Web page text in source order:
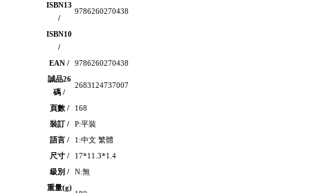
ISBN13
/
9786260270438
ISBN10
/
EAN /
9786260270438
誠品26
碼 /
2683124737007
頁數 /
168
裝訂 /
P:平裝
語言 /
1:中文 繁體
尺寸 /
17*11.3*1.4
級別 /
N:無
重量(g)